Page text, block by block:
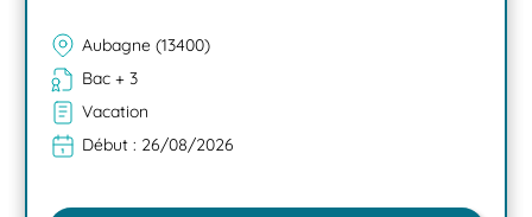
Aubagne (13400)
Bac + 3
Vacation
Début : 26/08/2026